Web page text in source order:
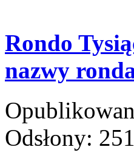
Rondo
nazwy
Odsłony: